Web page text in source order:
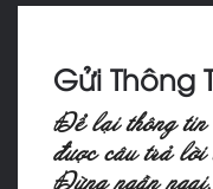
Gửi Thông
Ñeå laïi thoâng tin
ñöôïc caâu traû